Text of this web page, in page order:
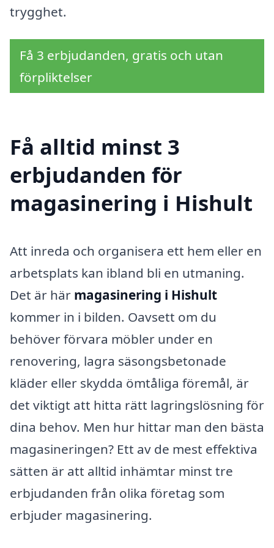
trygghet.
Få 3 erbjudanden, gratis och utan
förpliktelser
Få alltid minst 3
erbjudanden för
magasinering i Hishult
Att inreda och organisera ett hem eller en
arbetsplats kan ibland bli en utmaning.
Det är här magasinering i Hishult
kommer in i bilden. Oavsett om du
behöver förvara möbler under en
renovering, lagra säsongsbetonade
kläder eller skydda ömtåliga föremål, är
det viktigt att hitta rätt lagringslösning för
dina behov. Men hur hittar man den bästa
magasineringen? Ett av de mest effektiva
sätten är att alltid inhämtar minst tre
erbjudanden från olika företag som
erbjuder magasinering.